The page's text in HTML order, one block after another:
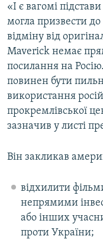
«І є вагомі
могла призвести
відміну від
Maverick немає
посилання на
повинен бути
використання
прокремлівської
зазначив у листі
Він закликав
відхилити
непрямими
або інших
проти України;